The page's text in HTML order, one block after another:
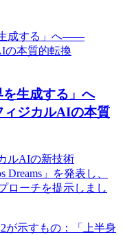
を生成する」へ
ジカルAIの本質
ルAIの新技術
Dreams」を発表し、
ローチを提示しまし